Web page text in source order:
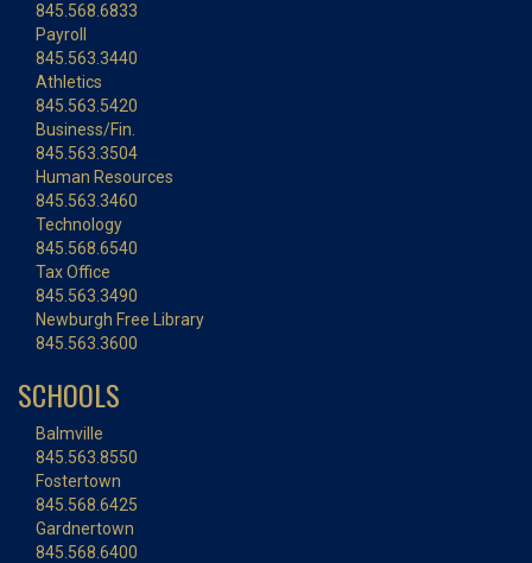
845.568.6833
Payroll
845.563.3440
Athletics
845.563.5420
Business/Fin.
845.563.3504
Human Resources
845.563.3460
Technology
845.568.6540
Tax Office
845.563.3490
Newburgh Free Library
845.563.3600
SCHOOLS
Balmville
845.563.8550
Fostertown
845.568.6425
Gardnertown
845.568.6400